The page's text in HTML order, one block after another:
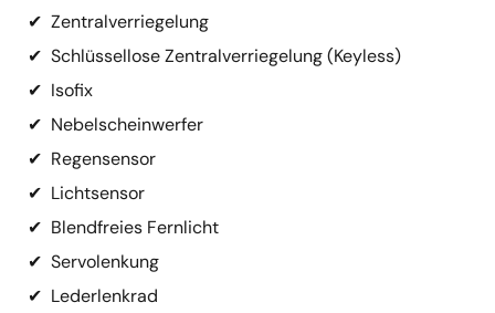
✔ Zentralverriegelung
✔ Schlüssellose Zentralverriegelung (Keyless)
✔ Isofix
✔ Nebelscheinwerfer
✔ Regensensor
✔ Lichtsensor
✔ Blendfreies Fernlicht
✔ Servolenkung
✔ Lederlenkrad